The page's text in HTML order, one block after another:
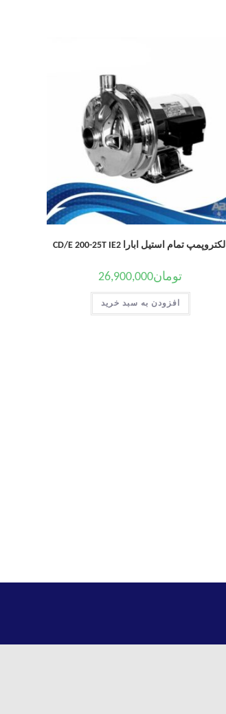
الکتروپمپ تمام استیل ابارا CD/E 200-25T IE2
تومان26,900,000
افزودن به سبد خرید